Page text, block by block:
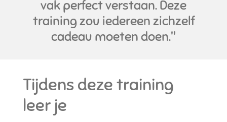
n
vak perfect verstaan. Deze
training zou iedereen zichzelf
cadeau moeten doen."
Tijdens deze training
leer je